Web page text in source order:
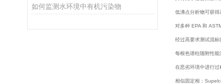
如何监测水环境中有机污染物
低沸点分析物可获得
对多种 EPA 和
经过高要求测试混标
每根色谱柱随附性能
在恶劣环境中进行
相似固定相：